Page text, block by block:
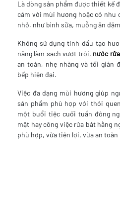
Là dòng sản phẩm được thiết kế
cảm với mùi hương hoặc có nhu
nhỏ, như bình sữa, muỗng ăn
Không sử dụng tinh dầu tạo
năng làm sạch vượt trội, nước
an toàn, nhẹ nhàng và tối giản
bếp hiện đại.
Việc đa dạng mùi hương giúp
sản phẩm phù hợp với thói
một buổi tiệc cuối tuần đông
mật hay công việc rửa bát hằng
phù hợp, vừa tiện lợi, vừa an toàn